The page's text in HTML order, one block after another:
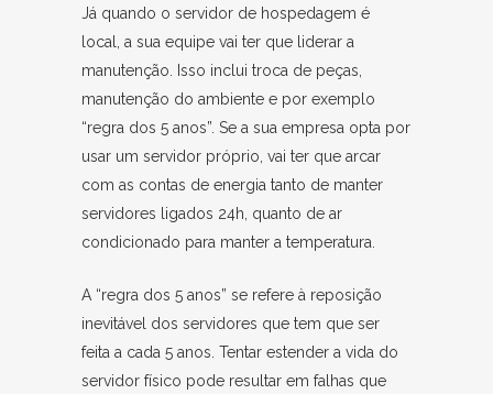
Já quando o servidor de hospedagem é
local, a sua equipe vai ter que liderar a
manutenção. Isso inclui troca de peças,
manutenção do ambiente e por exemplo
“regra dos 5 anos”. Se a sua empresa opta por
usar um servidor próprio, vai ter que arcar
com as contas de energia tanto de manter
servidores ligados 24h, quanto de ar
condicionado para manter a temperatura.
A “regra dos 5 anos” se refere à reposição
inevitável dos servidores que tem que ser
feita a cada 5 anos. Tentar estender a vida do
servidor físico pode resultar em falhas que